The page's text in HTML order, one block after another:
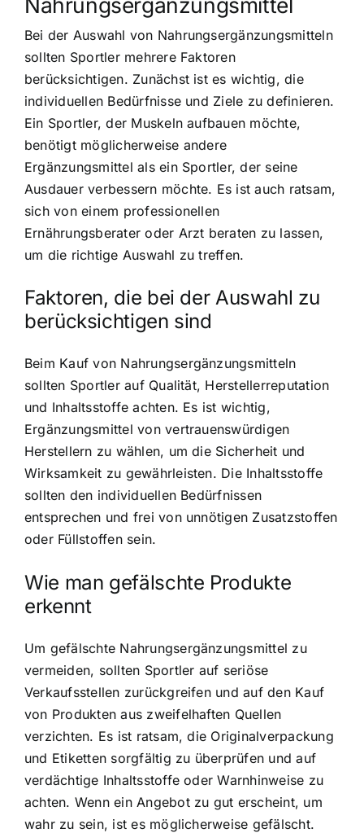
Bei der Auswahl von Nahrungsergänzungsmitteln
sollten Sportler mehrere Faktoren
berücksichtigen. Zunächst ist es wichtig, die
individuellen Bedürfnisse und Ziele zu definieren.
Ein Sportler, der Muskeln aufbauen möchte,
benötigt möglicherweise andere
Ergänzungsmittel als ein Sportler, der seine
Ausdauer verbessern möchte. Es ist auch ratsam,
sich von einem professionellen
Ernährungsberater oder Arzt beraten zu lassen,
um die richtige Auswahl zu treffen.
Faktoren, die bei der Auswahl zu
berücksichtigen sind
Beim Kauf von Nahrungsergänzungsmitteln
sollten Sportler auf Qualität, Herstellerreputation
und Inhaltsstoffe achten. Es ist wichtig,
Ergänzungsmittel von vertrauenswürdigen
Herstellern zu wählen, um die Sicherheit und
Wirksamkeit zu gewährleisten. Die Inhaltsstoffe
sollten den individuellen Bedürfnissen
entsprechen und frei von unnötigen Zusatzstoffen
oder Füllstoffen sein.
Wie man gefälschte Produkte
erkennt
Um gefälschte Nahrungsergänzungsmittel zu
vermeiden, sollten Sportler auf seriöse
Verkaufsstellen zurückgreifen und auf den Kauf
von Produkten aus zweifelhaften Quellen
verzichten. Es ist ratsam, die Originalverpackung
und Etiketten sorgfältig zu überprüfen und auf
verdächtige Inhaltsstoffe oder Warnhinweise zu
achten. Wenn ein Angebot zu gut erscheint, um
wahr zu sein, ist es möglicherweise gefälscht.